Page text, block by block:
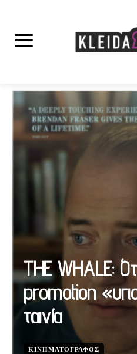
THE WHALE:
promotion
ταινία
ΚΙΝΗΜΑΤΟΓΡΆΦΟΣ